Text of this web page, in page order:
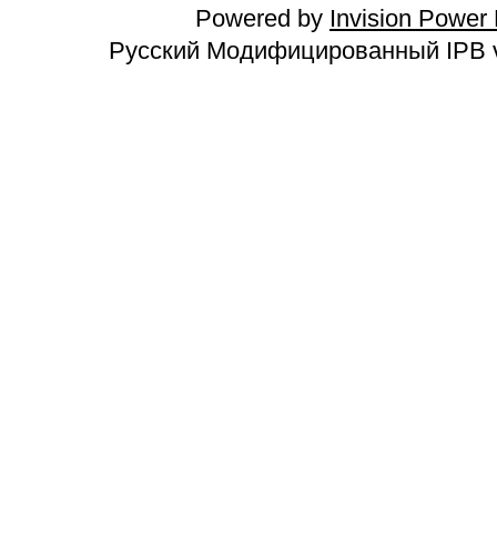
Powered by Invision Power
Русский Модифицированный IPB